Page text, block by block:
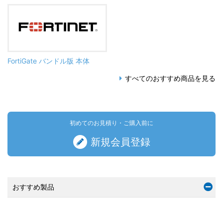
FortiGate バンドル版 本体
すべてのおすすめ商品を見る
初めてのお見積り・ご購入前に
新規会員登録
おすすめ製品